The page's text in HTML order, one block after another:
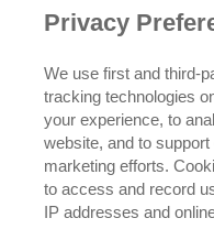
VALORES
HISTORIA
NEGOCIOS
CONÓCENOS
¿DÓNDE COMPRAR?
Privacy
We use first and third-
tracking technologies
your experience, to
website, and to
marketing efforts.
to access and record
IP addresses and